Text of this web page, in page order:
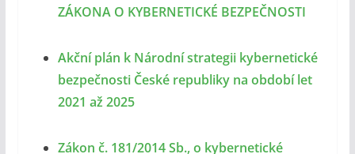
ZÁKONA O KYBERNETICKÉ BEZPEČNOSTI
Akční plán k Národní strategii kybernetické
bezpečnosti České republiky na období let
2021 až 2025
Zákon č. 181/2014 Sb., o kybernetické